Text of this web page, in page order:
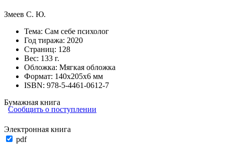
Змеев С. Ю.
Тема: Сам себе психолог
Год тиража: 2020
Страниц: 128
Вес: 133 г.
Обложка: Мягкая обложка
Формат: 140х205х6 мм
ISBN: 978-5-4461-0612-7
Бумажная книга
Сообщить о поступлении
Электронная книга
pdf